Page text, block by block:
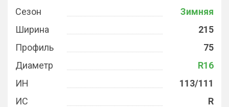
Сезон
Зимняя
Ширина
215
Профиль
75
Диаметр
R16
ИН
113/111
ИС
R